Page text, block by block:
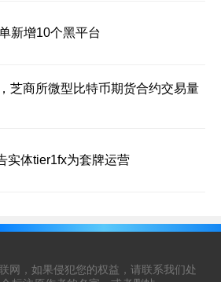
新增10个黑平台
芝商所微型比特币期货合约交易量
实体tier1fx为套牌运营
网，如果侵犯您的权益，请联系我们处